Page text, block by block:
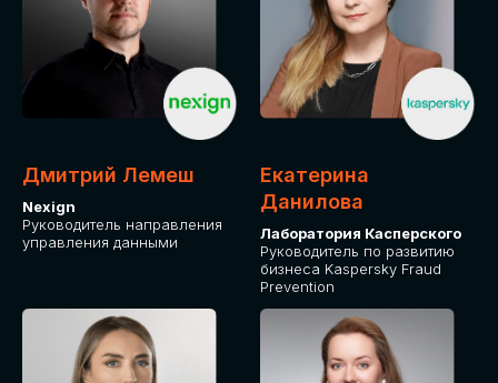
Дмитрий Лемеш
Nexign
Руководитель направления
управления данными
Екатерина
Данилова
Лаборатория Касперского
Руководитель по развитию
бизнеса Kaspersky Fraud
Prevention
ДЛЯ ОПЛАТЫ БИЛЕТОВ
Оплата через сервис Timepad
ПРИОБРЕСТИ БИЛЕТ